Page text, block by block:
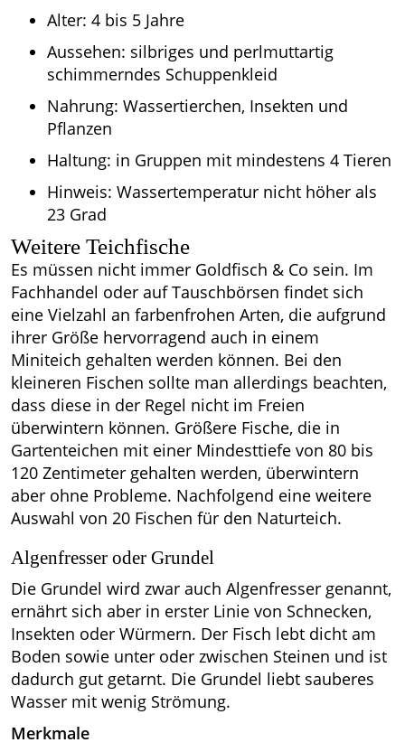
Alter: 4 bis 5 Jahre
Aussehen: silbriges und perlmuttartig
schimmerndes Schuppenkleid
Nahrung: Wassertierchen, Insekten und
Pflanzen
Haltung: in Gruppen mit mindestens 4 Tieren
Hinweis: Wassertemperatur nicht höher als
23 Grad
Weitere Teichfische
Es müssen nicht immer Goldfisch & Co sein. Im
Fachhandel oder auf Tauschbörsen findet sich
eine Vielzahl an farbenfrohen Arten, die aufgrund
ihrer Größe hervorragend auch in einem
Miniteich gehalten werden können. Bei den
kleineren Fischen sollte man allerdings beachten,
dass diese in der Regel nicht im Freien
überwintern können. Größere Fische, die in
Gartenteichen mit einer Mindesttiefe von 80 bis
120 Zentimeter gehalten werden, überwintern
aber ohne Probleme. Nachfolgend eine weitere
Auswahl von 20 Fischen für den Naturteich.
Algenfresser oder Grundel
Die Grundel wird zwar auch Algenfresser genannt,
ernährt sich aber in erster Linie von Schnecken,
Insekten oder Würmern. Der Fisch lebt dicht am
Boden sowie unter oder zwischen Steinen und ist
dadurch gut getarnt. Die Grundel liebt sauberes
Wasser mit wenig Strömung.
Merkmale